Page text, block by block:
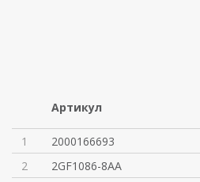
Артикул
1 2000166693
2
2GF1086-8AA